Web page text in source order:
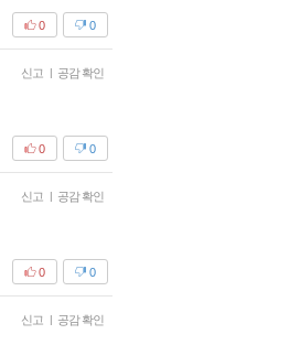
0
0
신고 | 공감 확인
0
0
신고 | 공감 확인
0
0
신고 | 공감 확인